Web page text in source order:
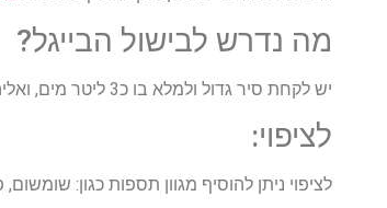
מה נדרש לבישול הבייגל?
יש לקחת סיר גדול ולמלא בו כ3 ליטר מים, ואליהם מוסיפים 80 מ"ל של דבש.
לציפוי:
לציפוי ניתן להוסיף מגוון תספות כגון: